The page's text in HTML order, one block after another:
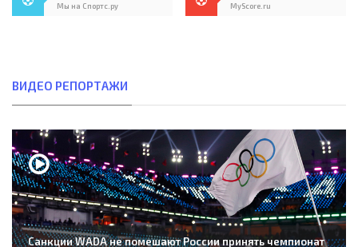
Мы на Спортс.ру
MyScore.ru
ВИДЕО РЕПОРТАЖИ
Санкции WADA не помешают России принять чемпионат